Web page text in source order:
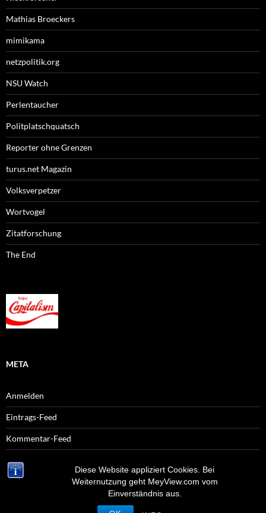
Diese Website appliziert Cookies. Bei
Weiternutzung geht MeyView.com vom
Einverständnis aus.
Mathias Broeckers
mimikama
netzpolitik.org
NSU Watch
Perlentaucher
Politplatschquatsch
Reporter ohne Grenzen
turus.net Magazin
Volksverpetzer
Wortvogel
Zitatforschung
The End
META
Anmelden
Eintrags-Feed
Kommentar-Feed
WordPress.org